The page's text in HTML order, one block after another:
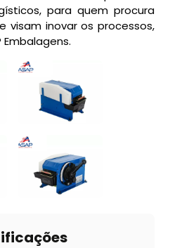
para quem procura
visam inovar os processos,